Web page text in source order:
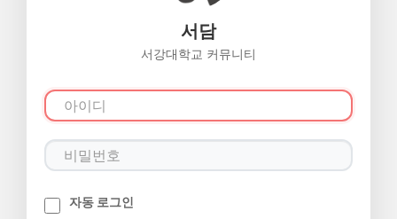
서담
서강대학교 커뮤니티
자동 로그인